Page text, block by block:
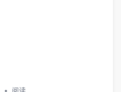
• 阅读